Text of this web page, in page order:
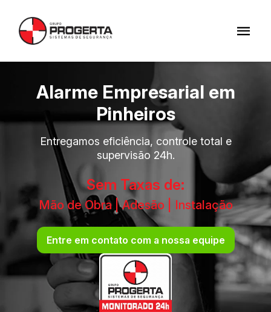
Alarme Empresarial em
Pinheiros
Entregamos eficiência, controle total e
supervisão 24h.
Sem Taxas de:
Mão de Obra | Adesão | Instalação
Entre em contato com a nossa equipe